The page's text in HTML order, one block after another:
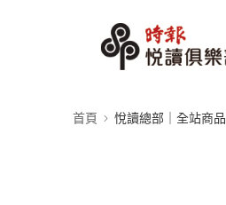
首頁 悅讀總部｜全站商品